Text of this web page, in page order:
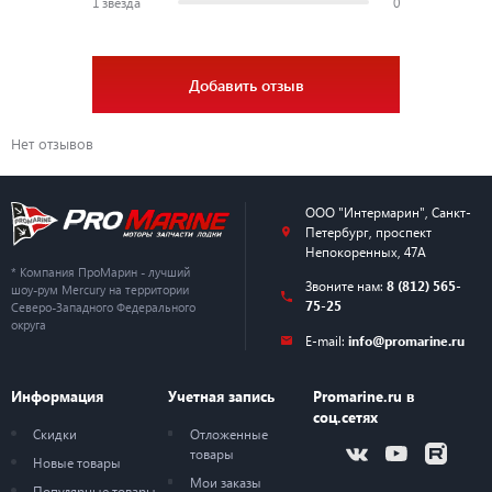
Добавить отзыв
Нет отзывов
* Компания ПроМарин - лучший
шоу-рум Mercury на территории
Северо-Западного Федерального
округа
ООО "Интермарин" Санкт-
Петербург, проспект
Непокоренных, 47А
Звоните нам: 8 (812) 565-
75-25
E-mail: info@promarine.ru
Информация
Скидки
Новые товары
Учетная запись
Отложенные
товары
Мои заказы
Promarine.ru в
соц.сетях